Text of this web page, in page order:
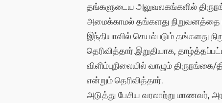
தங்களுடைய அலுவலகங்களில்
அமைக்காமல் தங்களது நிறுவனத்தை
இந்தியாவில் செயல்படும் தங்களது
தெரிவித்தார்.இறுதியாக,
விளிம்புநிலையில் வாழும்
என்றும் தெரிவித்தார்.
அடுத்து பேசிய வரலாற்று மாணவர்,